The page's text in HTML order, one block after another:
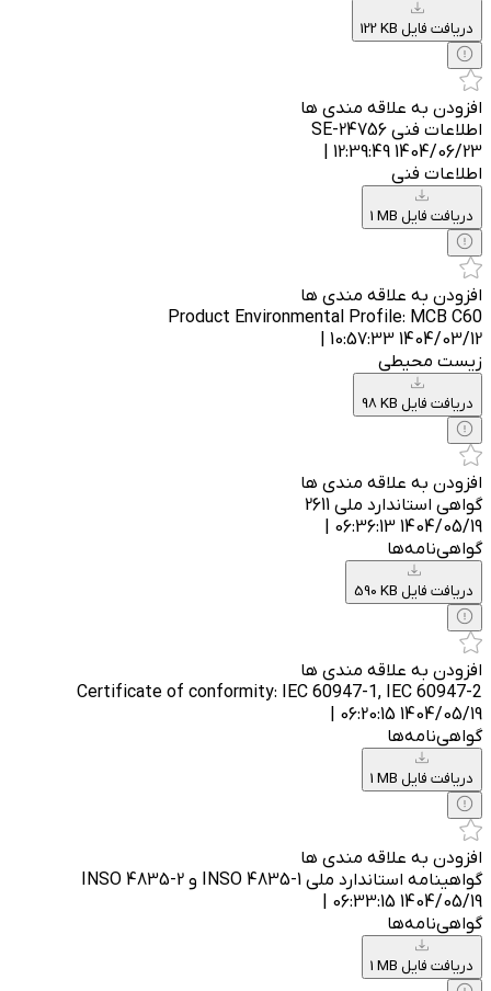
122 KB دریافت فایل
افزودن به علاقه مندی ها
اطلاعات فنی 24756-SE
1404/06/23 12:39:49 |
اطلاعات فنی
1 MB دریافت فایل
افزودن به علاقه مندی ها
Product Environmental Profile: MCB C60
1404/03/12 10:57:33 |
زیست محیطی
98 KB دریافت فایل
افزودن به علاقه مندی ها
گواهی استاندارد ملی 2611
1404/05/19 06:36:13 |
گواهی‌نامه‌ها
590 KB دریافت فایل
افزودن به علاقه مندی ها
Certificate of conformity: IEC 60947-1, IEC 60947-2
1404/05/19 06:20:15 |
گواهی‌نامه‌ها
1 MB دریافت فایل
افزودن به علاقه مندی ها
گواهینامه استاندارد ملی INSO 4835-1 و INSO 4835-2
1404/05/19 06:33:15 |
گواهی‌نامه‌ها
1 MB دریافت فایل